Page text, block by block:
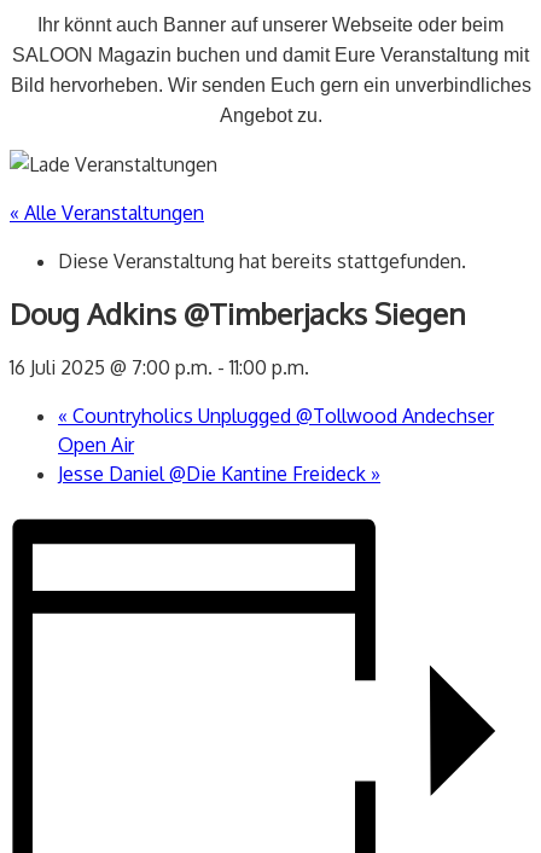
Ihr könnt auch Banner auf unserer Webseite oder beim
SALOON Magazin buchen und damit Eure Veranstaltung mit
Bild hervorheben. Wir senden Euch gern ein unverbindliches
Angebot zu.
« Alle Veranstaltungen
Diese Veranstaltung hat bereits stattgefunden.
Doug Adkins @Timberjacks Siegen
16 Juli 2025 @ 7:00 p.m. -11:00 p.m.
« Countryholics Unplugged @Tollwood Andechser
Open Air
Jesse Daniel @Die Kantine Freideck »